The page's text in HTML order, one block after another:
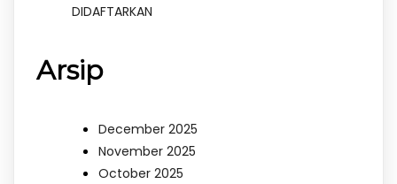
DIDAFTARKAN
Arsip
December 2025
November 2025
October 2025